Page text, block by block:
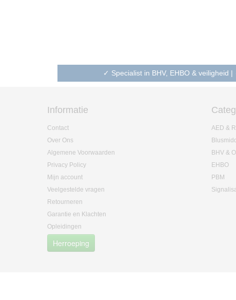
✓ Specialist in BHV, EHBO & veiligheid
Informatie
Contact
Over Ons
Algemene Voorwaarden
Privacy Policy
Mijn account
Veelgestelde vragen
Retourneren
Garantie en Klachten
Opleidingen
Herroeping
AED &
BHV &
EHBO
PBM